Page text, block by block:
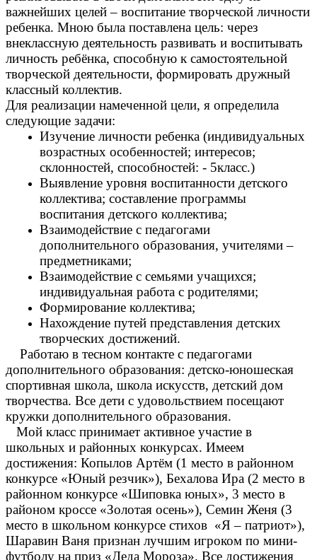
важнейших целей – воспитание творческой личности
ребенка. Мною была поставлена цель: через
внеклассную деятельность развивать и воспитывать
личность ребёнка, способную к самостоятельной
творческой деятельности, формировать дружный
классный коллектив.
Для реализации намеченной цели, я определила
следующие задачи:
Изучение личности ребенка (индивидуальных
возрастных особенностей; интересов;
склонностей, способностей: - 5класс.)
Выявление уровня воспитанности детского
коллектива; составление программы
воспитания детского коллектива;
Взаимодействие с педагогами
дополнительного образования, учителями –
предметниками;
Взаимодействие с семьями учащихся;
индивидуальная работа с родителями;
Формирование коллектива;
Нахождение путей представления детских
творческих достижений.
Работаю в тесном контакте с педагогами
дополнительного образования: детско-юношеская
спортивная школа, школа искусств, детский дом
творчества. Все дети с удовольствием посещают
кружки дополнительного образования.
Мой класс принимает активное участие в
школьных и районных конкурсах. Имеем
достижения: Копылов Артём (1 место в районном
конкурсе «Юный резчик»), Бехалова Ира (2 место в
районном конкурсе «Шиповка юных», 3 место в
районом кроссе «Золотая осень»), Семин Женя (3
место в школьном конкурсе стихов «Я – патриот»),
Шаравин Ваня признан лучшим игроком по мини-
футболу на приз «Деда Мороза». Все достижения